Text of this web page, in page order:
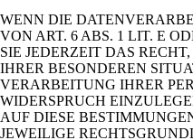
WENN DIE
VON ART. 6 ABS. 1 LIT. E
SIE JEDERZEIT DAS
IHRER BESONDEREN
VERARBEITUNG IHRER
WIDERSPRUCH
AUF DIESE
JEWEILIGE